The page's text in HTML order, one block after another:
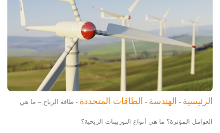
الرئيسية - الهندسة - الطاقات المتجددة - طاقة الرياح – ما هي
العوامل المؤثرة؟ ما هي أنواع التوربينات الريحية؟